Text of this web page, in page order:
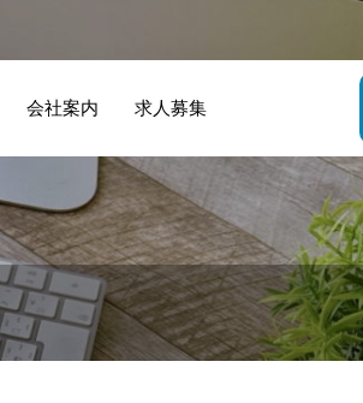
会社案内 求人募集
経営する鉄工所で
消防設備点検をし
てもらいました
飲食店での消防設
備設置基準